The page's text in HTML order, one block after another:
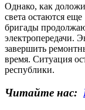
Однако, как
света остаются
бригады
электропередачи.
завершить
время. Ситуация
республики.
Читайте нас: